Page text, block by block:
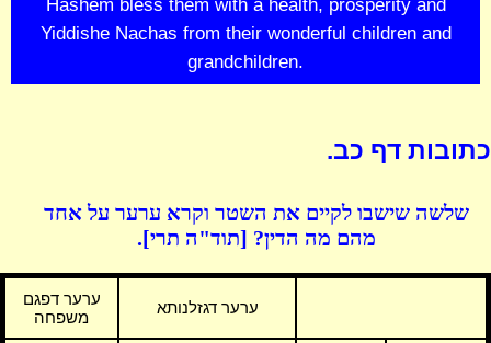
Hashem bless them with a health, prosperity and
Yiddishe Nachas from their wonderful children and
grandchildren.
כתובות דף כב.
שלשה שישבו לקיים את השטר וקרא ערער על אחד
מהם מה הדין? [תוד"ה תרי].
ערער דגזלנותא
ערער דפגם
משפחה